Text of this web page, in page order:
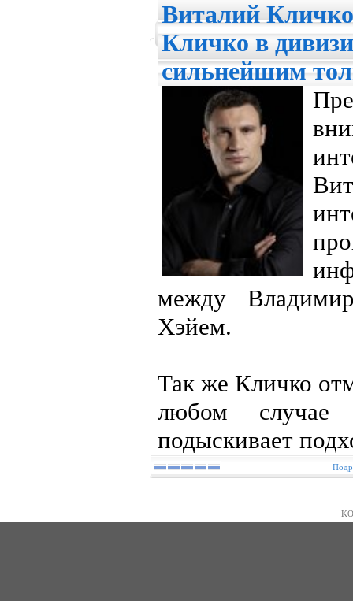
Виталий
Кличко в
сильнейшим
между
Хэйем.
Так же Кличко
любом
подыскивает